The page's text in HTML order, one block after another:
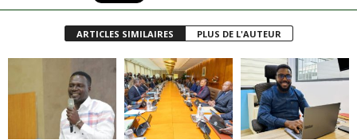
ARTICLES SIMILAIRES PLUS DE L'AUTEUR